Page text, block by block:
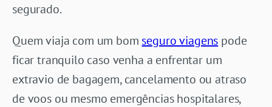
segurado.
Quem viaja com um bom seguro viagens pode
ficar tranquilo caso venha a enfrentar um
extravio de bagagem, cancelamento ou atraso
de voos ou mesmo emergências hospitalares,